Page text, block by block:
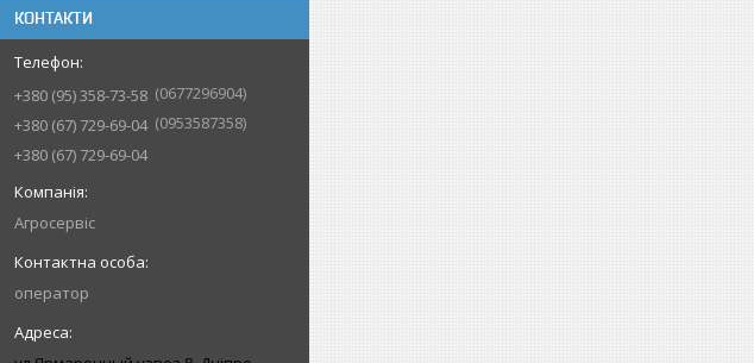
КОНТАКТИ
+380 (95) 358-73-58
0677296904
+380 (67) 729-69-04
0953587358
+380 (67) 729-69-04
Агросервіс
оператор